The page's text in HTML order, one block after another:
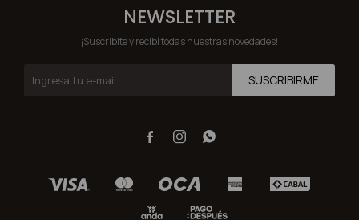
NEWSLETTER
¡Suscribite y recibí todas nuestras novedades!
SUSCRIBIRME
  